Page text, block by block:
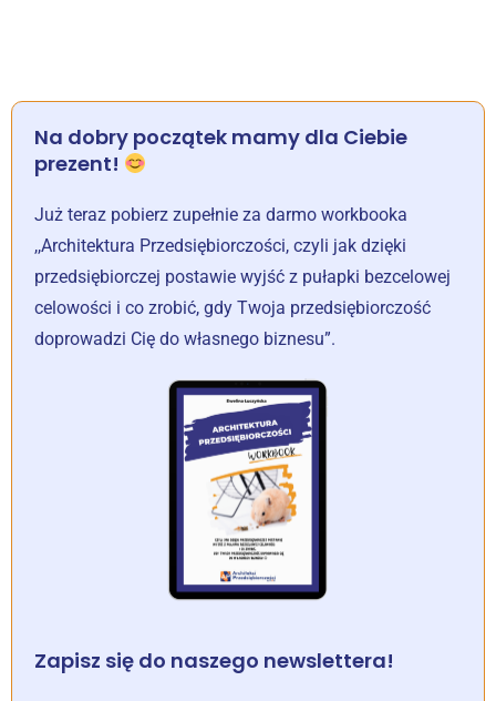
Na dobry początek mamy dla Ciebie
prezent!
Już teraz pobierz zupełnie za darmo workbooka
,,Architektura Przedsiębiorczości, czyli jak dzięki
przedsiębiorczej postawie wyjść z pułapki bezcelowej
celowości i co zrobić, gdy Twoja przedsiębiorczość
doprowadzi Cię do własnego biznesu”.
Zapisz się do naszego newslettera!